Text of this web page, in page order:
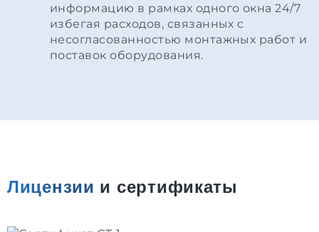
информацию в рамках одного окна 24/7
избегая расходов, связанных с
несогласованностью монтажных работ и
поставок оборудования.
Лицензии и сертификаты